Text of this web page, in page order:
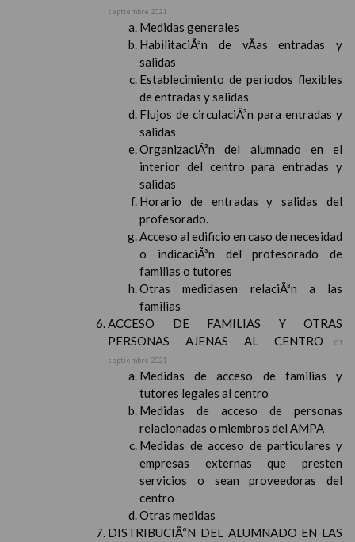
septiembre 2021
Medidas generales
HabilitaciÃ³n de vÃ­as entradas y
salidas
Establecimiento de periodos flexibles
de entradas y salidas
Flujos de circulaciÃ³n para entradas y
salidas
OrganizaciÃ³n del alumnado en el
interior del centro para entradas y
salidas
Horario de entradas y salidas del
profesorado.
Acceso al edificio en caso de necesidad
o indicaciÃ³n del profesorado de
familias o tutores
Otras medidasen relaciÃ³n a las
familias
ACCESO DE FAMILIAS Y OTRAS
PERSONAS AJENAS AL CENTRO
01
septiembre 2021
Medidas de acceso de familias y
tutores legales al centro
Medidas de acceso de personas
relacionadas o miembros del AMPA
Medidas de acceso de particulares y
empresas externas que presten
servicios o sean proveedoras del
centro
Otras medidas
DISTRIBUCIÃ“N DEL ALUMNADO EN LAS